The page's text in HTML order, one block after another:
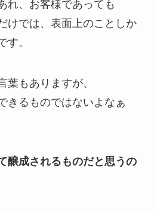
れ、お客様であっても
けでは、表面上のことしか
す。
葉もありますが、
きるものではないよなぁ
醸成されるものだと思うの